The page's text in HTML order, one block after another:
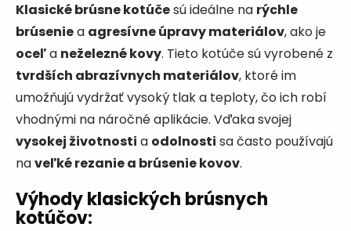
Klasické brúsne kotúčesú ideálne na rýchle
brúseniea agresívne úpravy materiálov, ako je
oceľa neželezné kovy. Tieto kotúče sú vyrobené z
tvrdších abrazívnych materiálov, ktoré im
umožňujú vydržať vysoký tlak a teploty, čo ich robí
vhodnými na náročné aplikácie. Vďaka svojej
vysokej životnosti a odolnosti sa často používajú
naveľké rezanie a brúsenie kovov.
Výhody klasických brúsnych
kotúčov: